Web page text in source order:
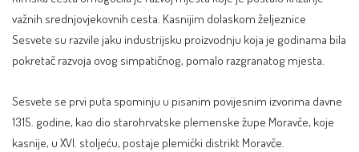
važnih srednjovjekovnih cesta. Kasnijim dolaskom željeznice
Sesvete su razvile jaku industrijsku proizvodnju koja je godinama bila
pokretač razvoja ovog simpatičnog, pomalo razgranatog mjesta.
Sesvete se prvi puta spominju u pisanim povijesnim izvorima davne
1315. godine, kao dio starohrvatske plemenske župe Moravče, koje
kasnije, u XVI. stoljeću, postaje plemićki distrikt Moravče.